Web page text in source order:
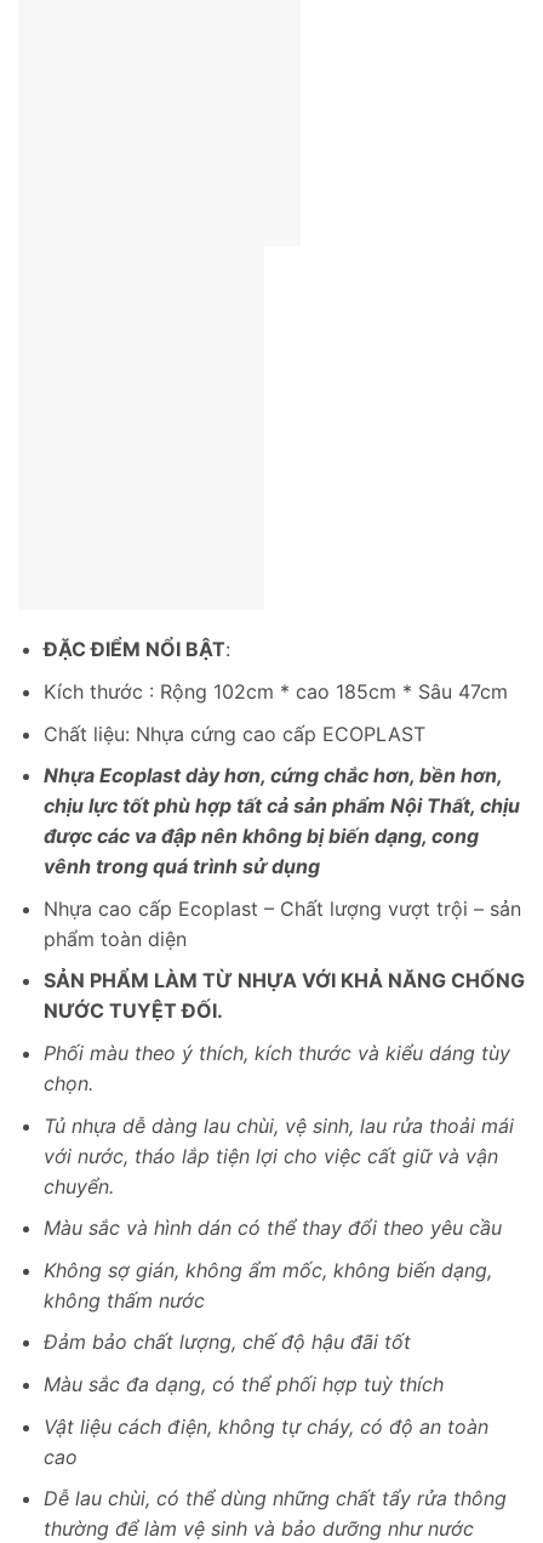
ĐẶC ĐIỂM NỔI BẬT:
Kích thước : Rộng 102cm * cao 185cm * Sâu 47cm
Chất liệu: Nhựa cứng cao cấp ECOPLAST
Nhựa Ecoplast dày hơn, cứng chắc hơn, bền hơn,
chịu lực tốt phù hợp tất cả sản phẩm Nội Thất, chịu
được các va đập nên không bị biến dạng, cong
vênh trong quá trình sử dụng
Nhựa cao cấp Ecoplast – Chất lượng vượt trội – sản
phẩm toàn diện
SẢN PHẨM LÀM TỪ NHỰA VỚI KHẢ NĂNG CHỐNG
NƯỚC TUYỆT ĐỐI.
Phối màu theo ý thích, kích thước và kiểu dáng tùy
chọn.
Tủ nhựa dễ dàng lau chùi, vệ sinh, lau rửa thoải mái
với nước, tháo lắp tiện lợi cho việc cất giữ và vận
chuyển.
Màu sắc và hình dán có thể thay đổi theo yêu cầu
Không sợ gián, không ẩm mốc, không biến dạng,
không thấm nước
Đảm bảo chất lượng, chế độ hậu đãi tốt
Màu sắc đa dạng, có thể phối hợp tuỳ thích
Vật liệu cách điện, không tự cháy, có độ an toàn
cao
Dễ lau chùi, có thể dùng những chất tẩy rửa thông
thường để làm vệ sinh và bảo dưỡng như nước